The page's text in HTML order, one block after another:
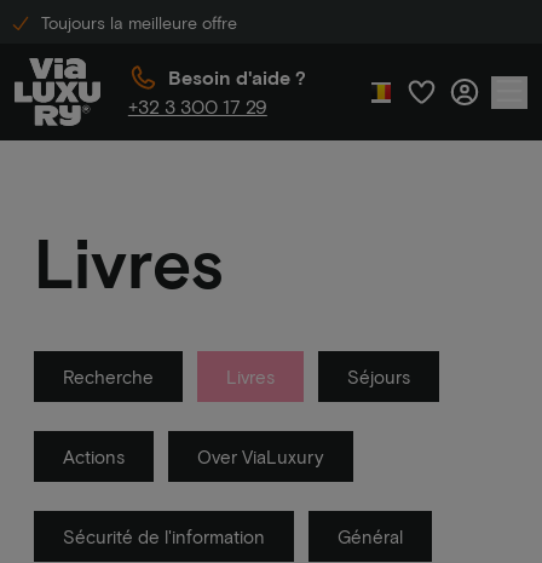
Toujours la meilleure offre
Besoin d'aide ?
+32 3 300 17 29
Livres
Recherche Livres Séjours
Actions Over ViaLuxury
Sécurité de l'information Général